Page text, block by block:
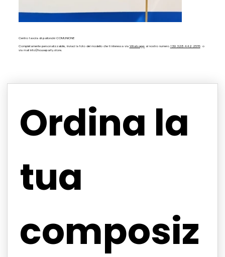
Centro tavola di palloncini COMUNIONE
Completamente personalizzabile, inviaci la foto del modello che ti interessa via Whatsappal nostro numero +39 328 442 2576o
via mail info@houseparty.store.
Ordina la
tua
composiz